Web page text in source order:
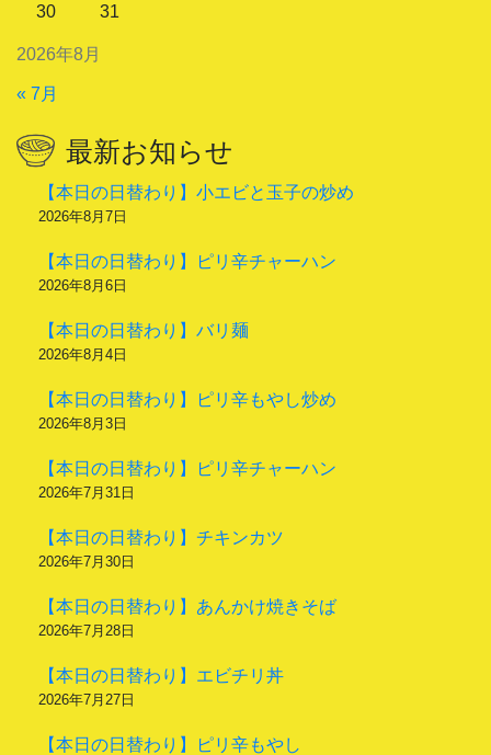
2026年8月
30
31
« 7月
最新お知らせ
【本日の日替わり】小エビと玉子の炒め
2026年8月7日
【本日の日替わり】ピリ辛チャーハン
2026年8月6日
【本日の日替わり】バリ麺
2026年8月4日
【本日の日替わり】ピリ辛もやし炒め
2026年8月3日
【本日の日替わり】ピリ辛チャーハン
2026年7月31日
【本日の日替わり】チキンカツ
2026年7月30日
【本日の日替わり】あんかけ焼きそば
2026年7月28日
【本日の日替わり】エビチリ丼
2026年7月27日
【本日の日替わり】ピリ辛もやし